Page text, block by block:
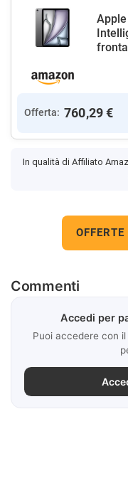
Offerta: 760,29 €
In qualità di Affiliato
Commenti
Accedi per
Puoi accedere con